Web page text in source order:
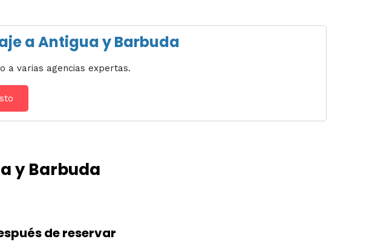
a Antigua y Barbuda
a varias agencias expertas.
y Barbuda
de reservar